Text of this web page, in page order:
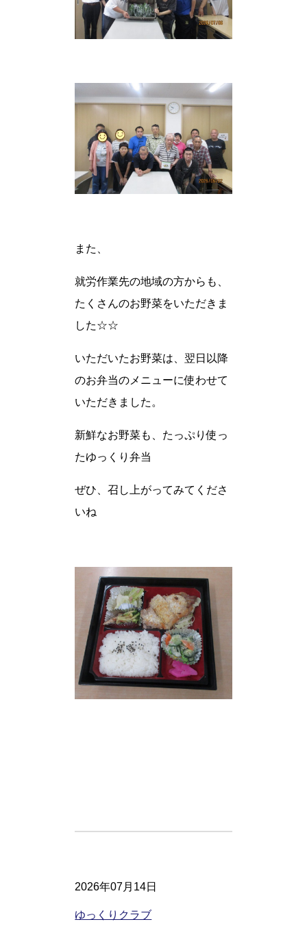
また、
就労作業先の地域の方からも、
たくさんのお野菜をいただきま
した☆☆
いただいたお野菜は、翌日以降
のお弁当のメニューに使わせて
いただきました。
新鮮なお野菜も、たっぷり使っ
たゆっくり弁当
ぜひ、召し上がってみてくださ
いね
2026年07月14日
ゆっくりクラブ